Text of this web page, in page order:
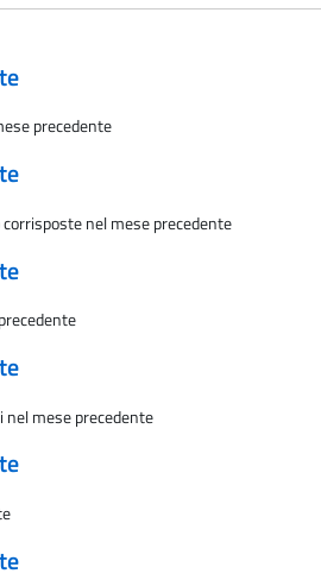
precedente
nel mese precedente
mese precedente